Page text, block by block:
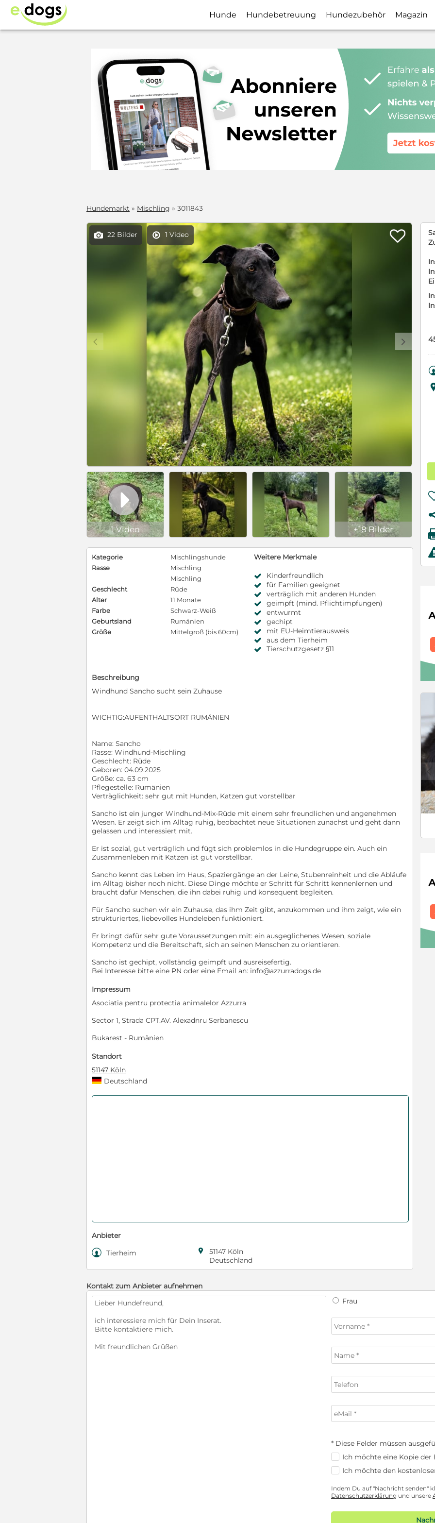
Hunde Hundebetreuung Hundezubehör Magazin
Hundemarkt » Mischling » 3011843
 22 Bilder  1 Video 
c d

1 Video +18 Bilder
c
Kategorie
Mischlingshunde
Rasse
Mischling
Mischling
Geschlecht
Rüde
Alter
11 Monate
Farbe
Schwarz-Weiß
Geburtsland
Rumänien
Größe
Mittelgroß (bis 60cm)
Weitere Merkmale
Kinderfreundlich
für Familien geeignet
verträglich mit anderen Hunden
geimpft (mind. Pflichtimpfungen)
entwurmt
gechipt
mit EU-Heimtierausweis
aus dem Tierheim
Tierschutzgesetz §11
Beschreibung
Windhund Sancho sucht sein Zuhause
WICHTIG:AUFENTHALTSORT RUMÄNIEN
Name: Sancho
Rasse: Windhund-Mischling
Geschlecht: Rüde
Geboren: 04.09.2025
Größe: ca. 63 cm
Pflegestelle: Rumänien
Verträglichkeit: sehr gut mit Hunden, Katzen gut vorstellbar
Sancho ist ein junger Windhund-Mix-Rüde mit einem sehr freundlichen und angenehmen
Wesen. Er zeigt sich im Alltag ruhig, beobachtet neue Situationen zunächst und geht dann
gelassen und interessiert mit.
Er ist sozial, gut verträglich und fügt sich problemlos in die Hundegruppe ein. Auch ein
Zusammenleben mit Katzen ist gut vorstellbar.
Sancho kennt das Leben im Haus, Spaziergänge an der Leine, Stubenreinheit und die Abläufe
im Alltag bisher noch nicht. Diese Dinge möchte er Schritt für Schritt kennenlernen und
braucht dafür Menschen, die ihn dabei ruhig und konsequent begleiten.
Für Sancho suchen wir ein Zuhause, das ihm Zeit gibt, anzukommen und ihm zeigt, wie ein
strukturiertes, liebevolles Hundeleben funktioniert.
Er bringt dafür sehr gute Voraussetzungen mit: ein ausgeglichenes Wesen, soziale
Kompetenz und die Bereitschaft, sich an seinen Menschen zu orientieren.
Sancho ist gechipt, vollständig geimpft und ausreisefertig.
Bei Interesse bitte eine PN oder eine Email an: info@azzurradogs.de
Impressum
Asociatia pentru protectia animalelor Azzurra
Sector 1, Strada CPT.AV. Alexadnru Serbanescu
Bukarest - Rumänien
Standort
51147 Köln
Deutschland
Anbieter
 Tierheim 
51147 Köln
Deutschland
Kontakt zum Anbieter aufnehmen
Frau
* Diese Felder müssen
Ich möchte eine Kopie der
Ich möchte den
Indem Du auf "Nachricht senden"
Datenschutzerklärung und unsere